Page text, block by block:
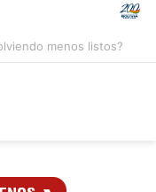
Groenlandia lanza una fuerte advertencia a empresa petrolera vinculada a Trump